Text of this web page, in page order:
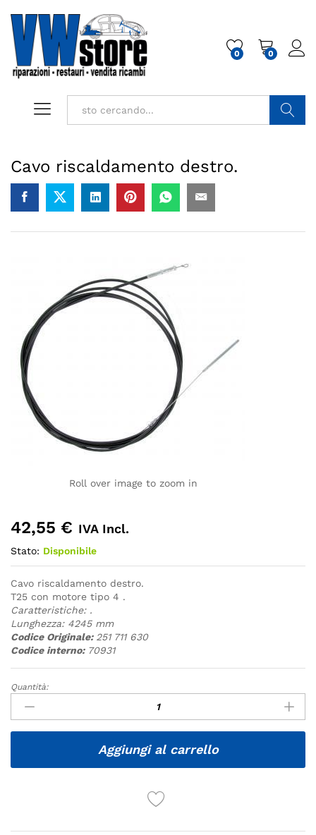
0 0
Cavo riscaldamento destro.
Roll over image to zoom in
42,55 € IVA Incl.
Stato: Disponibile
Cavo riscaldamento destro.
T25 con motore tipo 4 .
Caratteristiche: .
Lunghezza: 4245 mm
Codice Originale: 251 711 630
Codice interno: 70931
Quantità
Quantità:
Aggiungi al carrello